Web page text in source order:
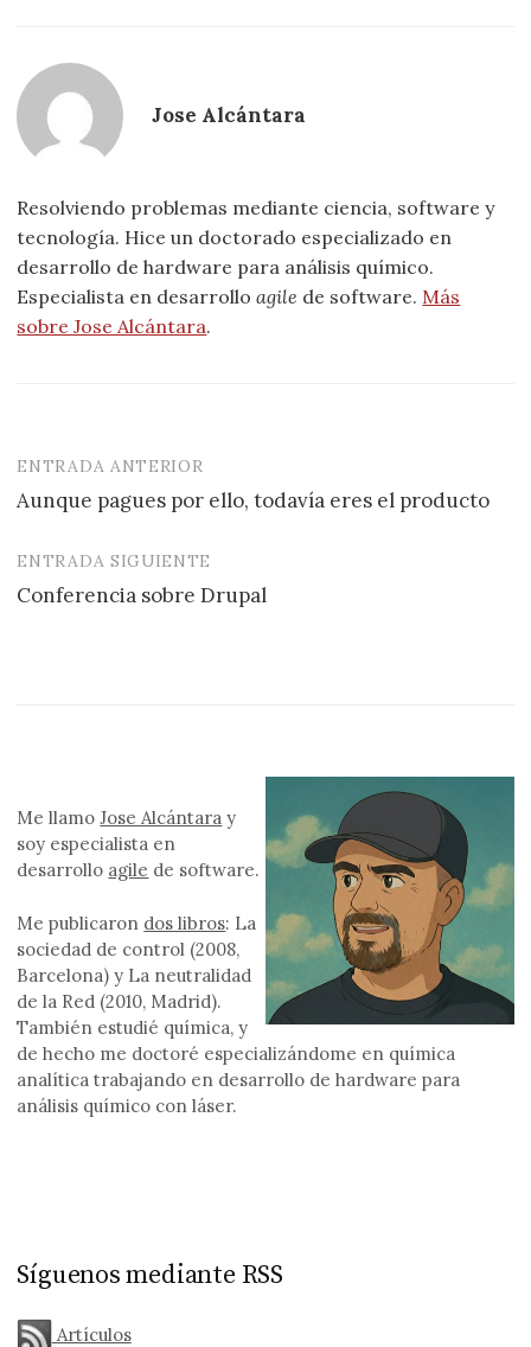
Jose Alcántara
Resolviendo problemas mediante ciencia, software y
tecnología. Hice un doctorado especializado en
desarrollo de hardware para análisis químico.
Especialista en desarrolloagile de software. Más
sobre Jose Alcántara.
Navegación
de
entradas
ENTRADA ANTERIOR
Aunque pagues por ello, todavía eres el producto
ENTRADA SIGUIENTE
Conferencia sobre Drupal
Me llamoJose Alcántara y
soy especialista en
desarrollo agile de software.
Me publicaron dos libros: La
sociedad de control (2008,
Barcelona) y La neutralidad
de la Red (2010, Madrid).
También estudié química, y
de hecho me doctoré especializándome en química
analítica trabajando en desarrollo de hardware para
análisis químico con láser.
Síguenos mediante RSS
Artículos